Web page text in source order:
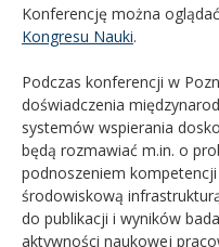
Konferencję można
Kongresu Nauki.
Podczas konferencji w
doświadczenia
systemów wspierania
będą rozmawiać m.in. o
podnoszeniem
środowiskową
do publikacji i wyników
aktywności naukowej